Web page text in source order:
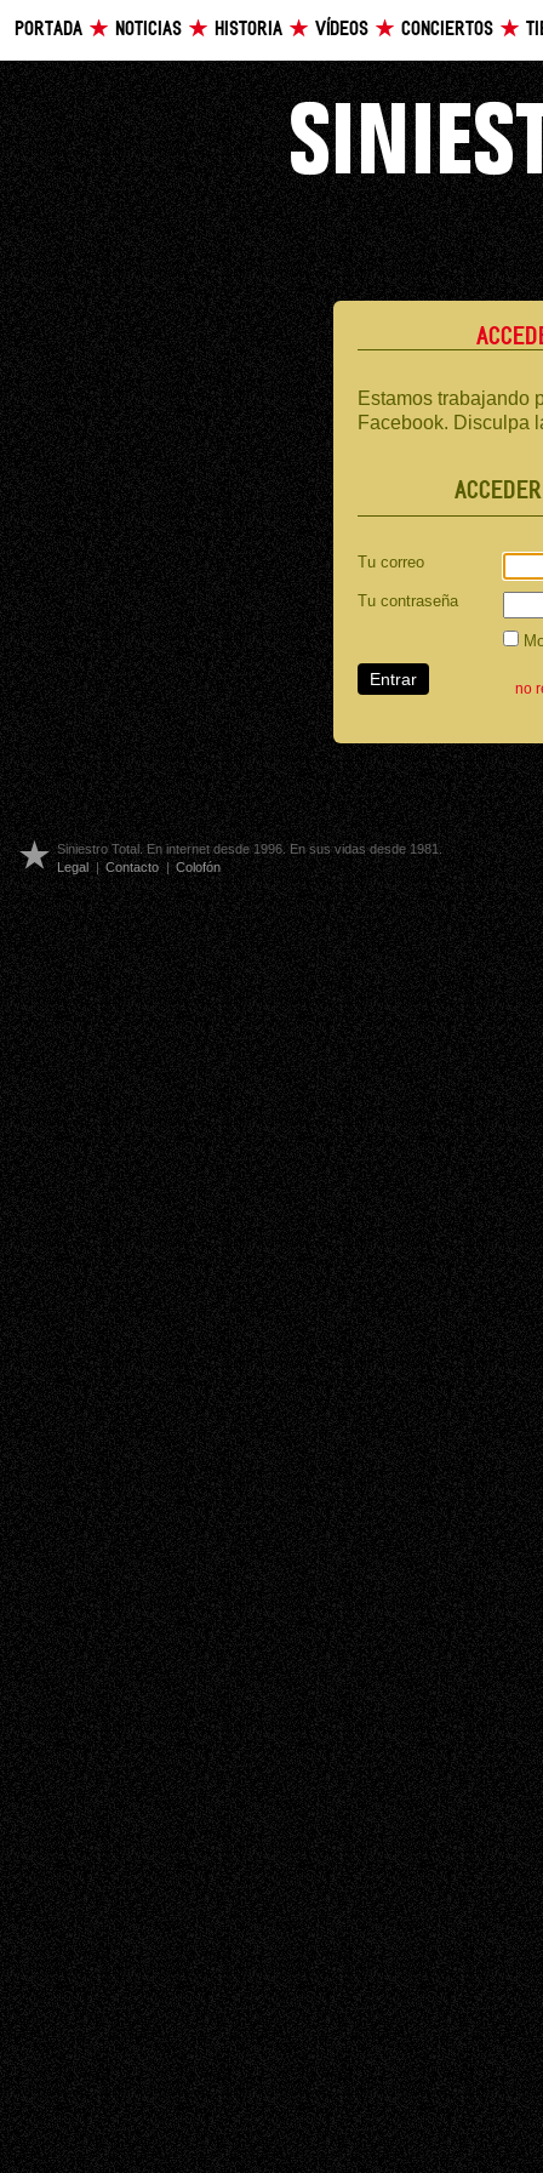
PORTADA NOTICIAS HISTORIA VÍDEOS CONCIERTOS
Estamos trabajando
Facebook. Disculpa
Tu correo
Tu contraseña
no
Siniestro Total. En internet desde 1996. En sus vidas desde 1981.
Legal | Contacto | Colofón